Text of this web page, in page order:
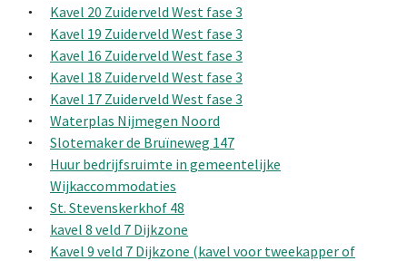
Kavel 20 Zuiderveld West fase 3
Kavel 19 Zuiderveld West fase 3
Kavel 16 Zuiderveld West fase 3
Kavel 18 Zuiderveld West fase 3
Kavel 17 Zuiderveld West fase 3
Waterplas Nijmegen Noord
Slotemaker de Bruïneweg 147
Huur bedrijfsruimte in gemeentelijke
Wijkaccommodaties
St. Stevenskerkhof 48
kavel 8 veld 7 Dijkzone
Kavel 9 veld 7 Dijkzone (kavel voor tweekapper of